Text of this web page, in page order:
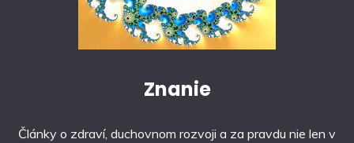
Znanie
Články o zdraví, duchovnom rozvoji a za pravdu nie len v